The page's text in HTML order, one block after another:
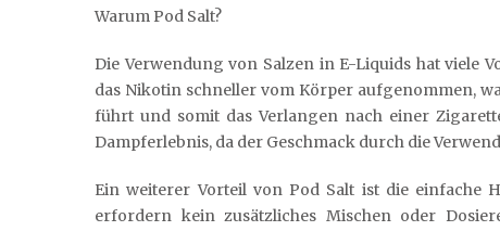
Warum Pod Salt?
Die Verwendung von Salzen in E-Liquids hat viele
das Nikotin schneller vom Körper aufgenommen,
führt und somit das Verlangen nach einer
Dampferlebnis, da der Geschmack durch die
Ein weiterer Vorteil von Pod Salt ist die einfache
erfordern kein zusätzliches Mischen oder